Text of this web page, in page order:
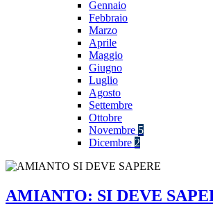
Gennaio
Febbraio
Marzo
Aprile
Maggio
Giugno
Luglio
Agosto
Settembre
Ottobre
Novembre 5
Dicembre 2
AMIANTO: SI DEVE